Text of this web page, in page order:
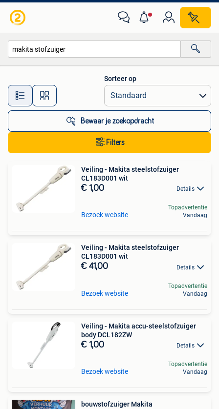
Alle afstanden…
Sorteer op
Bewaar je zoekopdracht
Filters
Veiling - Makita steelstofzuiger
CL183D001 wit
€ 1,00 Details
Bezoek website
Topadvertentie
Vandaag
Veiling - Makita steelstofzuiger
CL183D001 wit
€ 41,00 Details
Bezoek website
Topadvertentie
Vandaag
Veiling - Makita accu-steelstofzuiger
body DCL182ZW
€ 1,00 Details
Bezoek website
Topadvertentie
Vandaag
bouwstofzuiger Makita